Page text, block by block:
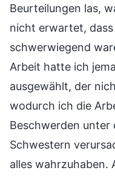
Beurteilungen las,
nicht erwartet, dass
schwerwiegend
Arbeit hatte ich
ausgewählt, der
wodurch ich die
Beschwerden unter
Schwestern
alles wahrzuhaben.